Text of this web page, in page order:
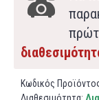
Κωδικός